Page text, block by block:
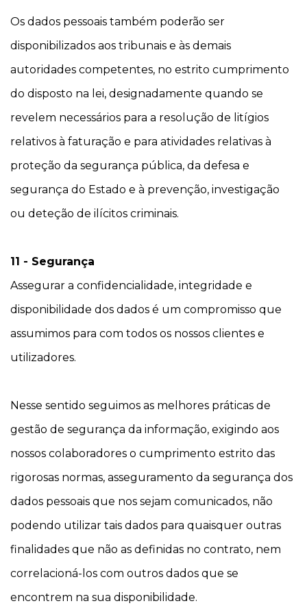
Os dados pessoais também poderão ser
disponibilizados aos tribunais e às demais
autoridades competentes, no estrito cumprimento
do disposto na lei, designadamente quando se
revelem necessários para a resolução de litígios
relativos à faturação e para atividades relativas à
proteção da segurança pública, da defesa e
segurança do Estado e à prevenção, investigação
ou deteção de ilícitos criminais.
11 - Segurança
Assegurar a confidencialidade, integridade e
disponibilidade dos dados é um compromisso que
assumimos para com todos os nossos clientes e
utilizadores.
Nesse sentido seguimos as melhores práticas de
gestão de segurança da informação, exigindo aos
nossos colaboradores o cumprimento estrito das
rigorosas normas, asseguramento da segurança dos
dados pessoais que nos sejam comunicados, não
podendo utilizar tais dados para quaisquer outras
finalidades que não as definidas no contrato, nem
correlacioná-los com outros dados que se
encontrem na sua disponibilidade.